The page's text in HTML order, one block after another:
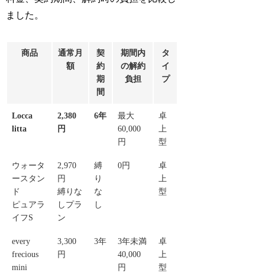
ました。
商品
通常月
額
契
約
期
間
期間内
の解約
負担
タ
イ
プ
Locca
litta
2,380
円
6年
最大
60,000
円
卓
上
型
ウォータ
ースタン
ド
ピュアラ
イフS
2,970
円
縛りな
しプラ
ン
縛
り
な
し
0円
卓
上
型
every
frecious
mini
3,300
円
3年
3年未満
40,000
円
卓
上
型